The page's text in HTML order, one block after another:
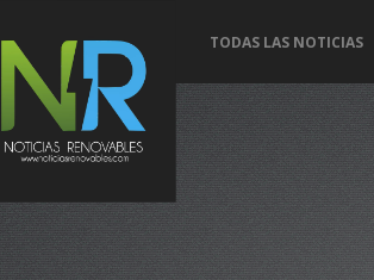
TODAS LAS NOTICIAS